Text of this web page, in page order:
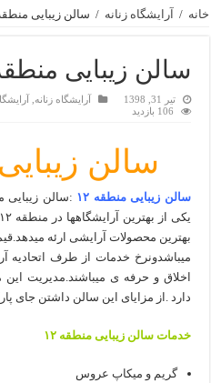
خانه / آرایشگاه زنانه / سالن زیبایی منطقه
سالن زیبایی منطقه
تیر 31, 1398 آرایشگاه زنانه ,
106 بازدید
سالن زیبایی
سالن زیبایی منطقه ۱۲ :سالن زیبایی منطقه
بهترین محصولات آرایشی ارئه
میباشدونرخ خدمات از طرف اتحادیه
اخلاق و حرفه ی میباشند.مدیریت
دارد .از مزایای این سالن داشتن جای
خدمات سالن زیبایی منطقه ۱۲
گریم و میکاپ عروس